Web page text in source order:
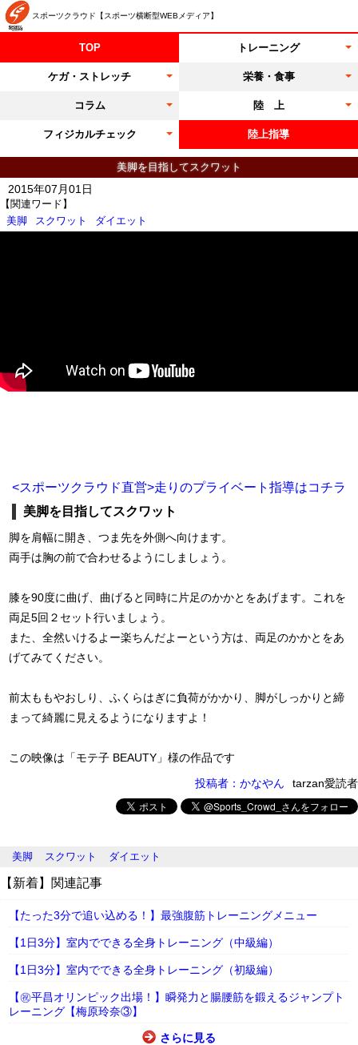
スポーツクラウド【スポーツ横断型WEBメディア】
TOP トレーニング
ケガ・ストレッチ 栄養・食事
コラム 陸 上
フィジカルチェック 陸上指導
美脚を目指してスクワット
【関連ワード】
美脚
スクワット ダイエット
2015年07月01日
<スポーツクラウド直営>走りのプライベート指導はコチラ
美脚を目指してスクワット
脚を肩幅に開き、つま先を外側へ向けます。
両手は胸の前で合わせるようにしましょう。
膝を90度に曲げ、曲げると同時に片足のかかとをあげます。これを
両足5回２セット行いましょう。
また、全然いけるよー楽ちんだよーという方は、両足のかかとをあ
げてみてください。
前太ももやおしり、ふくらはぎに負荷がかかり、脚がしっかりと締
まって綺麗に見えるようになりますよ！
この映像は「モテ子 BEAUTY」様の作品です
投稿者：かなやん
tarzan愛読者
美脚 スクワット ダイエット
【新着】関連記事
【たった3分で追い込める！】最強腹筋トレーニングメニュー
【1日3分】室内でできる全身トレーニング（中級編）
【1日3分】室内でできる全身トレーニング（初級編）
【㊗平昌オリンピック出場！】瞬発力と腸腰筋を鍛えるジャンプト
レーニング【梅原玲奈③】
さらに見る